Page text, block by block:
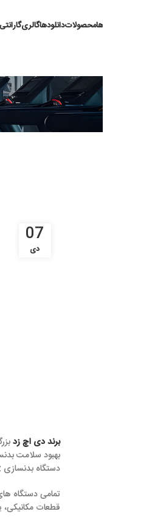
گالریگارانتی و تعمیر
بزرگترین برند
بهبود سلامت بدنسازان و جلب
تمامی دستگاه های برند دی اچ زد در
قطعات مکانیکی، یک سال